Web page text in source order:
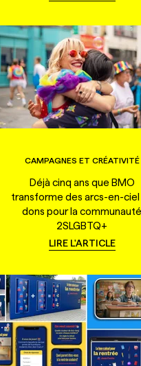
CAMPAGNES ET CRÉATIVITÉ
Déjà cinq ans que BMO
transforme des arcs-en-ciel
dons pour la communauté
2SLGBTQ+
LIRE L'ARTICLE